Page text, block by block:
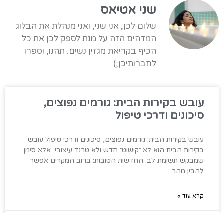
שני אטיאס
שלום לכן, אני שני, ואני מנהלת את הבלוג
המדהים הזה על מנת לספק לכן את כל
הכיף בקריאת מגזין נשים. תהנו, וספרו
לחברותיכן;)
עובש בקירות הבית: גורמים נפוצים,
סיכונים ודרכי טיפול
עובש בקירות הבית: גורמים נפוצים, סיכונים ודרכי טיפול עובש
בקירות הבית הוא לא ״קישוט״ חדש ולא טרנד עיצובי, אלא סימן
שמבקש תשומת לב. החדשות הטובות: ברוב המקרים אפשר
להבין מהר…
קרא עוד »